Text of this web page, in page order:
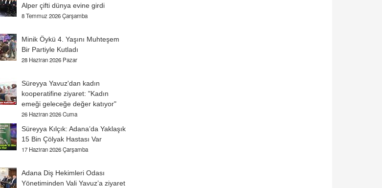
Alper çifti dünya evine girdi
8 Temmuz 2026 Çarşamba
Minik Öykü 4. Yaşını Muhteşem
Bir Partiyle Kutladı
28 Haziran 2026 Pazar
Süreyya Yavuz'dan kadın
kooperatifine ziyaret: "Kadın
emeği geleceğe değer katıyor"
26 Haziran 2026 Cuma
Süreyya Kılçık: Adana’da Yaklaşık
15 Bin Çölyak Hastası Var
17 Haziran 2026 Çarşamba
Adana Diş Hekimleri Odası
Yönetiminden Vali Yavuz’a ziyaret